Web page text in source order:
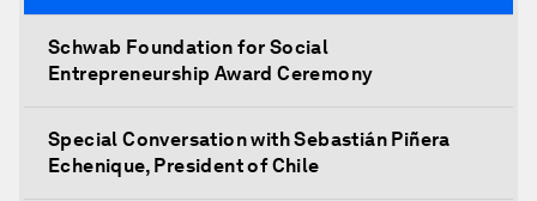
Schwab Foundation for Social
Entrepreneurship Award Ceremony
Special Conversation with Sebastián Piñera
Echenique, President of Chile